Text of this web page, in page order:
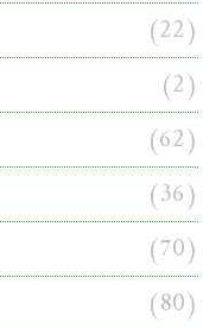
(22)
(2)
(62)
(36)
(70)
(80)